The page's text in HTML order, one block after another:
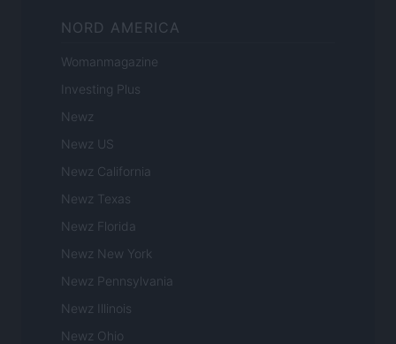
NORD AMERICA
Womanmagazine
Investing Plus
Newz
Newz US
Newz California
Newz Texas
Newz Florida
Newz New York
Newz Pennsylvania
Newz Illinois
Newz Ohio